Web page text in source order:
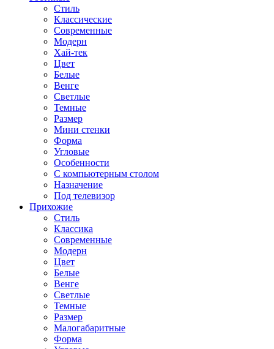
Стиль
Классические
Современные
Модерн
Хай-тек
Цвет
Белые
Венге
Светлые
Темные
Размер
Мини стенки
Форма
Угловые
Особенности
С компьютерным столом
Назначение
Под телевизор
Прихожие
Стиль
Классика
Современные
Модерн
Цвет
Белые
Венге
Светлые
Темные
Размер
Малогабаритные
Форма